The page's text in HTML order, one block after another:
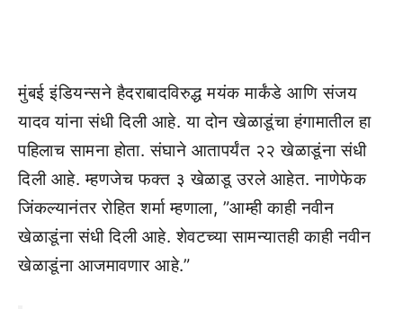
मुंबई इंडियन्सने हैदराबादविरुद्ध मयंक मार्कंडे आणि संजय
यादव यांना संधी दिली आहे. या दोन खेळाडूंचा हंगामातील हा
पहिलाच सामना होता. संघाने आतापर्यंत २२ खेळाडूंना संधी
दिली आहे. म्हणजेच फक्त ३ खेळाडू उरले आहेत. नाणेफेक
जिंकल्यानंतर रोहित शर्मा म्हणाला, ”आम्ही काही नवीन
खेळाडूंना संधी दिली आहे. शेवटच्या सामन्यातही काही नवीन
खेळाडूंना आजमावणार आहे.”